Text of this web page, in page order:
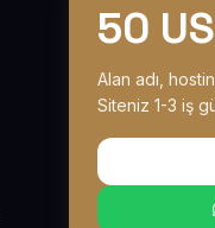
50
Alan adı,
Siteniz 1-3 iş